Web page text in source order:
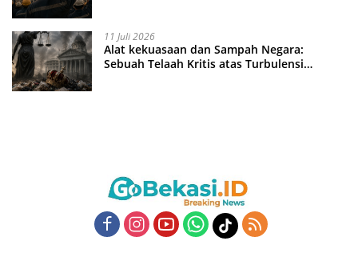
11 Juli 2026
Alat kekuasaan dan Sampah Negara:
Sebuah Telaah Kritis atas Turbulensi